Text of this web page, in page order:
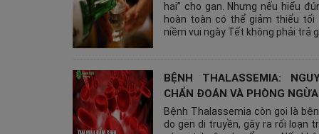
hại” cho gan. Nhưng nếu hiểu
hoàn toàn có thể giảm thiểu
niềm vui ngày Tết không phải trả
BỆNH THALASSEMIA:
CHẨN ĐOÁN VÀ PHÒNG NGỪA
Bệnh Thalassemia còn gọi là
do gen di truyền, gây ra rối loạn